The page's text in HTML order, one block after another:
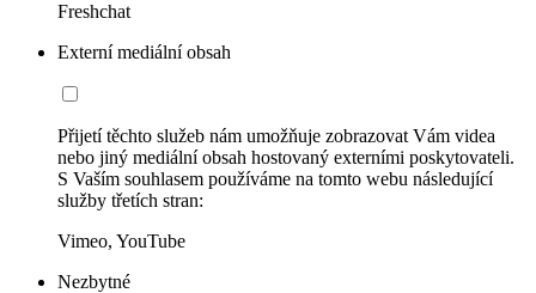
Freshchat
Externí mediální obsah
Přijetí těchto služeb nám umožňuje zobrazovat Vám videa
nebo jiný mediální obsah hostovaný externími poskytovateli.
S Vaším souhlasem používáme na tomto webu následující
služby třetích stran:
Vimeo, YouTube
Nezbytné